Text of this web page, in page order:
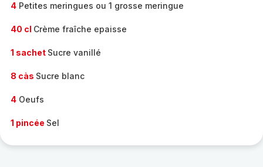
4 Petites meringues ou 1 grosse meringue
40 cl Crème fraîche epaisse
1 sachet Sucre vanillé
8 càs Sucre blanc
4 Oeufs
1 pincée Sel